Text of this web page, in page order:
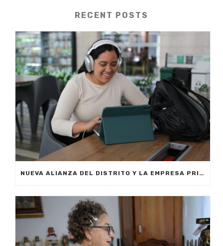
RECENT POSTS
NUEVA ALIANZA DEL DISTRITO Y LA EMPRESA PRIVADA PERMITIRÁ FORMAR A CIUDADANOS DE MEDELLÍN EN INTELIGENCIA ARTIFICIAL APLICADA A LOS NEGOCIOS